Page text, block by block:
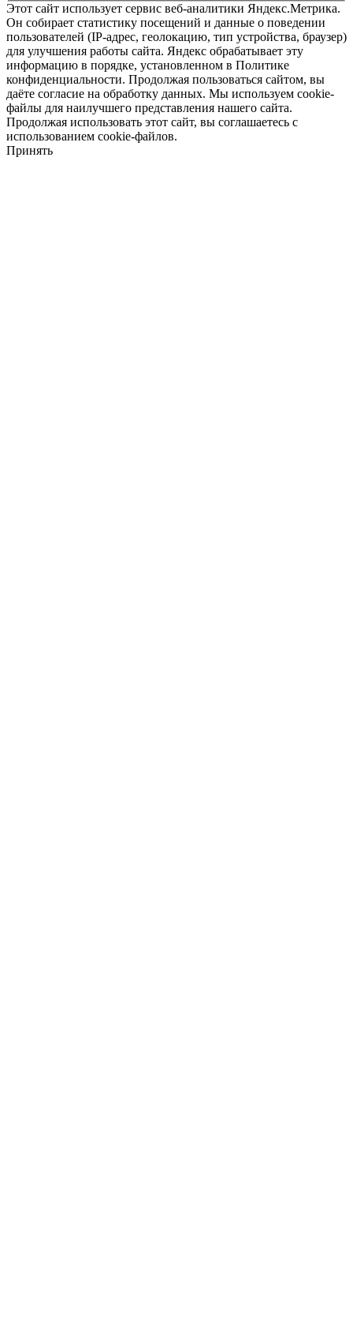
Этот сайт использует сервис веб-аналитики Яндекс.Метрика.
Он собирает статистику посещений и данные о поведении
пользователей (IP-адрес, геолокацию, тип устройства, браузер)
для улучшения работы сайта. Яндекс обрабатывает эту
информацию в порядке, установленном в Политике
конфиденциальности. Продолжая пользоваться сайтом, вы
даёте согласие на обработку данных. Мы используем cookie-
файлы для наилучшего представления нашего сайта.
Продолжая использовать этот сайт, вы соглашаетесь с
использованием cookie-файлов.
Принять